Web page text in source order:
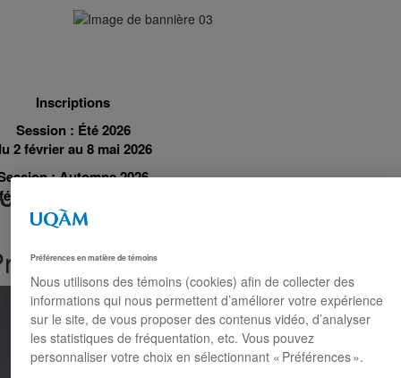
Inscriptions
Session : Été 2026
2 février au 8 mai 2026
: Automne 2026
au 21 septembre 2026
José Del Pozo
associé
Préférences en matière de témoins
Nous utilisons des témoins (cookies) afin de collecter des
informations qui nous permettent d’améliorer votre expérience
sur le site, de vous proposer des contenus vidéo, d’analyser
les statistiques de fréquentation, etc. Vous pouvez
personnaliser votre choix en sélectionnant « Préférences ».